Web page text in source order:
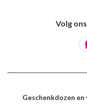
Volg
Geschenkdozen